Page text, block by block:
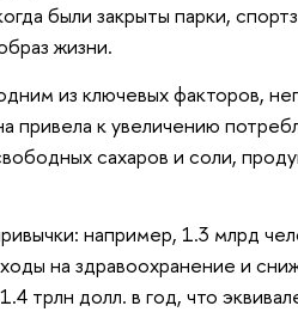
были закрыты парки,
жизни.
из ключевых факторов,
привела к увеличению
сахаров и соли,
например, 1.3 млрд
на здравоохранение и
трлн долл. в год, что